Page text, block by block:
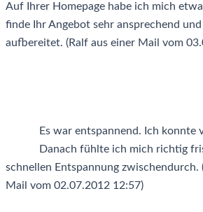
Auf Ihrer Homepage habe ich mich
finde Ihr Angebot sehr ansprechend
aufbereitet. (Ralf aus einer Mail vom
Es war entspannend. Ich konnte
Danach fühlte ich mich richtig
schnellen Entspannung zwischendurch.
Mail vom 02.07.2012 12:57)